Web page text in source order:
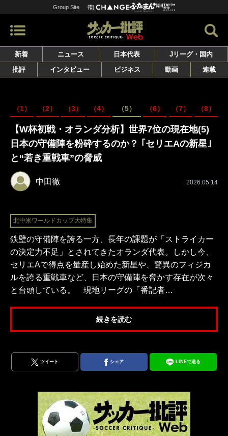
Group Site
新着 ニュース 日本代表
Jリーグ・国内
批評
インタビュー ビジネス 動画 連載
（1） （2） （3） （4） （5） （6） （7） （8）
【W杯初戦・オランダ分析】世界7位の現在地(5)
日本の守備陣を粉砕するのか？ ｢セリエAの新星｣
と“若き重戦車”の脅威
中田徹 2026.05.14
北中米ワールドカップ大特集
鉄壁の守備陣を誇る一方、長年の課題が「ストライカー
の決定力不足」とされてきたオランダ代表。しかし今、
セリエAで得点を量産し始めた新星や、驚異のフィジカ
ルを誇る重戦車など、日本の守備陣を脅かす存在が次々
と台頭している。 現地リーグの「番記者…
続きを読む
ツイート シェア LINEで送る